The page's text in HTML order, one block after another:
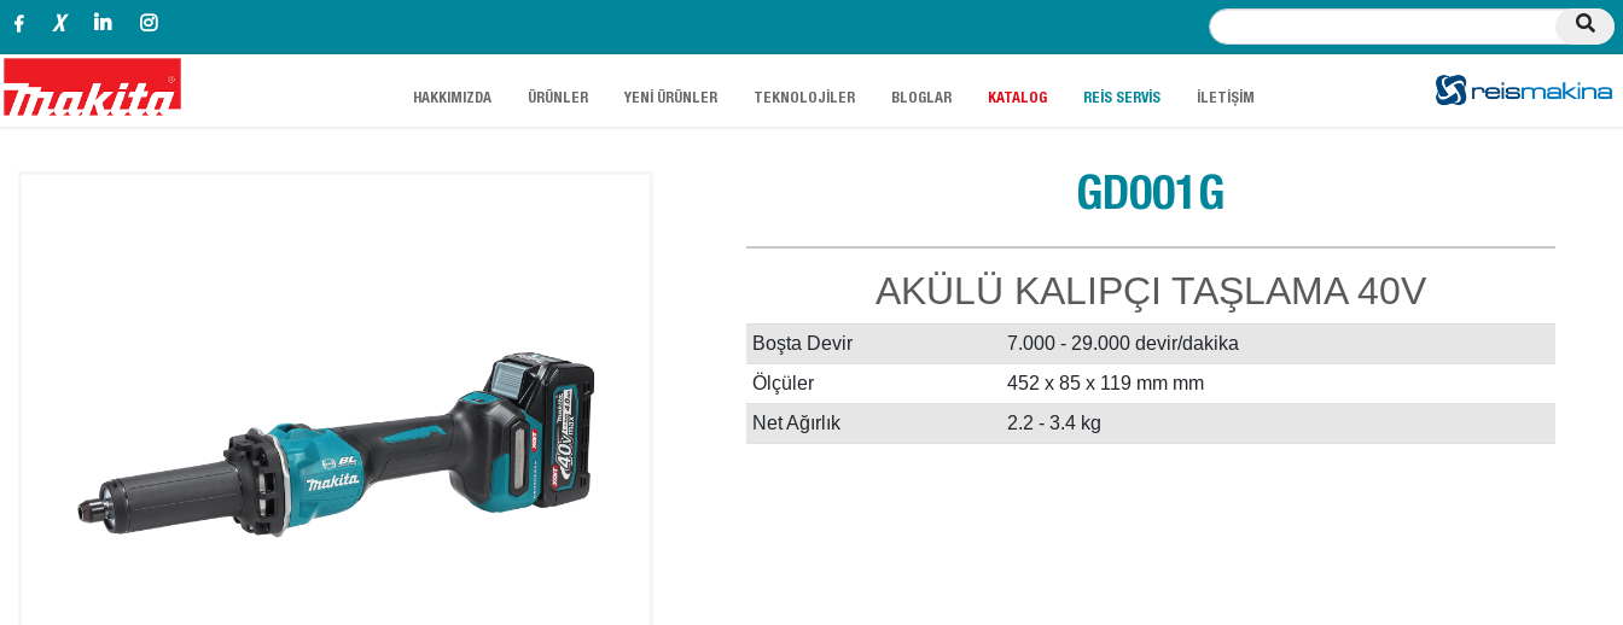
X
HAKKIMIZDA ÜRÜNLER YENİ ÜRÜNLER TEKNOLOJİLER BLOGLAR KATALOG REİS SERVİS İLETİŞİM
GD001G
AKÜLÜ KALIPÇI TAŞLAMA 40V
Boşta Devir
7.000 - 29.000 devir/dakika
Ölçüler
452 x 85 x 119 mm mm
Net Ağırlık
2.2 - 3.4 kg